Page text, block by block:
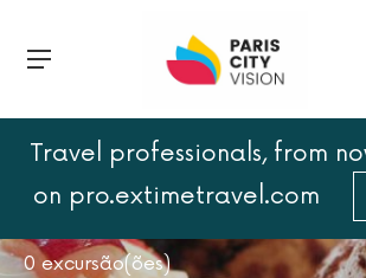
Travel professionals, from
on pro.extimetravel.com
Página inicial
0 excursão(ões)